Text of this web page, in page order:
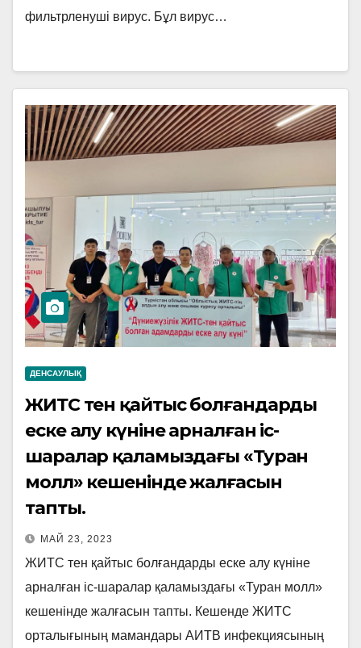
фильтрленуші вирус. Бұл вирус…
ДЕНСАУЛЫҚ
ЖИТС тен қайтыс болғандарды
еске алу күніне арналған іс-
шаралар қаламыздағы «Туран
молл» кешенінде жалғасын
тапты.
МАЙ 23, 2023
ЖИТС тен қайтыс болғандарды еске алу күніне
арналған іс-шаралар қаламыздағы «Туран молл»
кешенінде жалғасын тапты. Кешенде ЖИТС
орталығының мамандары АИТВ инфекциясының